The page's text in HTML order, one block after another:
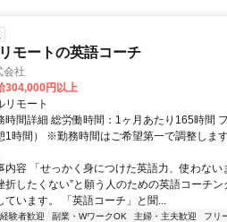
モートの英語コーチ
会社
304,000円以上
リモート
時間詳細 総労働時間：1ヶ月あたり165時間
1時間） ※勤務時間はご希望第一で調整しま
内容 「せっかく身につけた英語力、使わない
折したくない”と願う人のための英語コーチ
ています。 「英語コーチ」と聞...
験者歓迎 副業・WワークOK 主婦・主夫歓迎 フリ